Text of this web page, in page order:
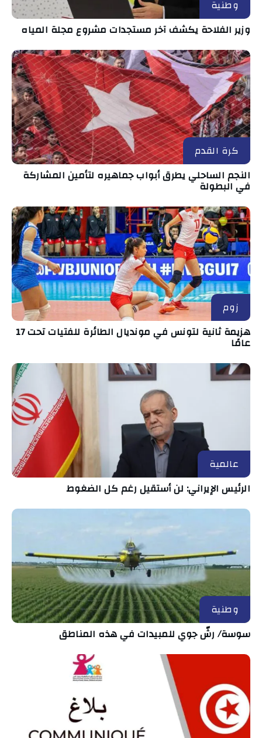
وطنية
وزير الفلاحة يكشف آخر مستجدات مشروع مجلة المياه
كرة القدم
النجم الساحلي يطرق أبواب جماهيره لتأمين المشاركة
في البطولة
زوم
هزيمة ثانية لتونس في مونديال الطائرة للفتيات تحت 17
عامًا
عالمية
الرئيس الإيراني: لن أستقيل رغم كل الضغوط
وطنية
سوسة/ رشّ جوي للمبيدات في هذه المناطق